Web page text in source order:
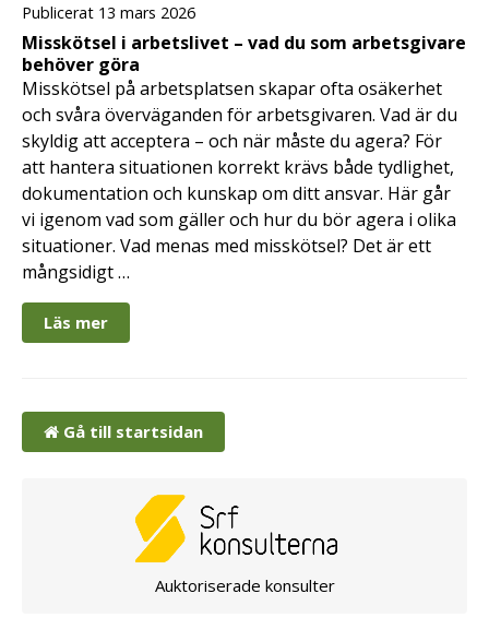
Publicerat 13 mars 2026
Misskötsel i arbetslivet – vad du som arbetsgivare
behöver göra
Misskötsel på arbetsplatsen skapar ofta osäkerhet
och svåra överväganden för arbetsgivaren. Vad är du
skyldig att acceptera – och när måste du agera? För
att hantera situationen korrekt krävs både tydlighet,
dokumentation och kunskap om ditt ansvar. Här går
vi igenom vad som gäller och hur du bör agera i olika
situationer. Vad menas med misskötsel? Det är ett
mångsidigt …
Läs mer
Gå till startsidan
Auktoriserade konsulter